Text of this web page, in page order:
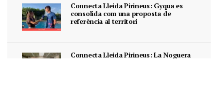
Connecta Lleida Pirineus: Gyqua es
consolida com una proposta de
referència al territori
Connecta Lleida Pirineus: La Noguera